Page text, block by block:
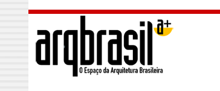
Skip to main content